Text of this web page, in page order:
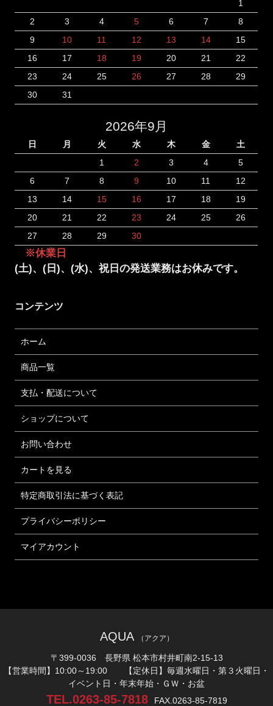
1
2
3 4 5 6 7
8
9
10 11 12 13 14
15
16
17 18 19 20 21
22
23
24 25 26 27 28
29
30
31
2026年9月
日 月 火 水 木 金
土
1
2 3 4
5
6
7 8 9 10 11
12
13
14 15 16 17 18
19
20
21 22 23 24 25
26
27
28 29 30
※休業日
(土)、(日)、(水)、祝日の発送業務はお休みです。
コンテンツ
ホーム
商品一覧
支払・配送について
ショップについて
お問い合わせ
カートを見る
特定商取引法に基づく表記
プライバシーポリシー
マイアカウント
AQUA （アクア）
〒399-0036 長野県 松本市村井町南2-15-13
【営業時間】10:00～19:00 【定休日】毎週水曜日・第３火曜日・
イベント日・年末年始・ＧＷ・お盆
TEL.0263-85-7818 FAX.0263-85-7819